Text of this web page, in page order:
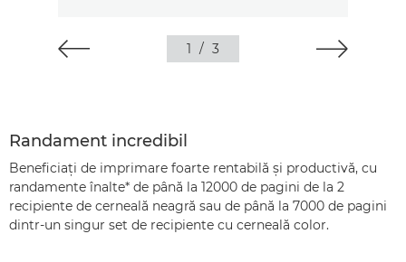
1 / 3
Randament incredibil
Beneficiaţi de imprimare foarte rentabilă şi productivă, cu
randamente înalte* de până la 12000 de pagini de la 2
recipiente de cerneală neagră sau de până la 7000 de pagini
dintr-un singur set de recipiente cu cerneală color.